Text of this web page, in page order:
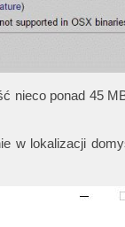
nieco ponad 45
w lokalizacji